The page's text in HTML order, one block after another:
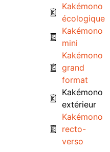
Kakémono
écologique
Kakémono
mini
Kakémono
grand
format
Kakémono
extérieur
Kakémono
recto-
verso